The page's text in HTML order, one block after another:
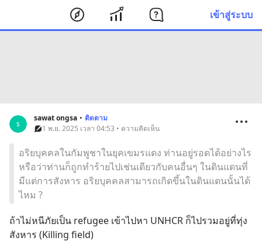
เข้าสู่ระบบ
s
sawat ongsa • ติดตาม
1 พ.ย. 2025 เวลา 04:53 • ความคิดเห็น
อริยบุคคลในกัมพูชาในยุคเขมรแดง ท่านอยู่รอดได้อย่างไร
หรือว่าท่านก็ถูกทำร้ายไปเช่นเดียวกับคนอื่นๆ ในดินแดนที่
มีแต่การสังหาร อริยบุคคลสามารถเกิดขึ้นในดินแดนนั้นได้
ไหม ?
ถ้าไม่หนีภัยเป็น refugee เข้าไปหา UNHCR ก็ไปรวมอยู่ที่ทุ่ง
สังหาร (Killing field)